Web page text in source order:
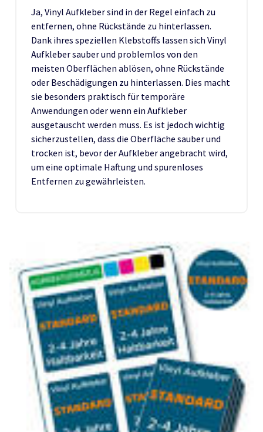
Ja, Vinyl Aufkleber sind in der Regel einfach zu
entfernen, ohne Rückstände zu hinterlassen.
Dank ihres speziellen Klebstoffs lassen sich Vinyl
Aufkleber sauber und problemlos von den
meisten Oberflächen ablösen, ohne Rückstände
oder Beschädigungen zu hinterlassen. Dies macht
sie besonders praktisch für temporäre
Anwendungen oder wenn ein Aufkleber
ausgetauscht werden muss. Es ist jedoch wichtig
sicherzustellen, dass die Oberfläche sauber und
trocken ist, bevor der Aufkleber angebracht wird,
um eine optimale Haftung und spurenloses
Entfernen zu gewährleisten.